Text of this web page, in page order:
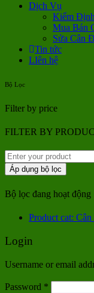
Dịch Vụ
Kiểm
Mua Bán
Sửa Cân
Tin tức
LIên hệ
Bộ Lọc
Filter by price
FILTER BY
Áp dụng bộ lọc
Bộ lọc đang hoạt động
Product cat:
Login
Username or email
Password *